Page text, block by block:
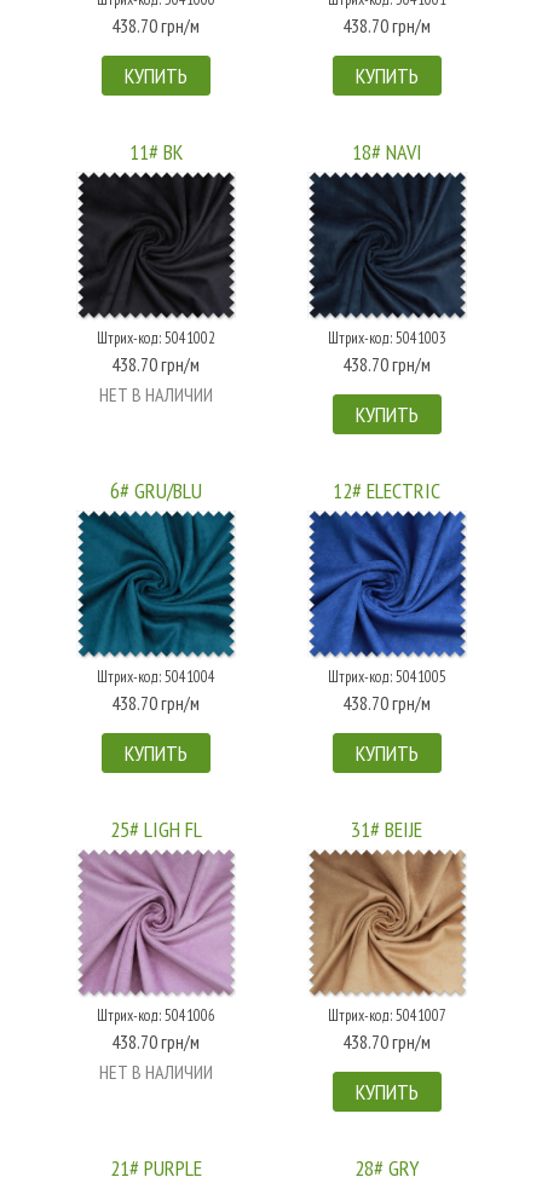
438.70 грн/м
КУПИТЬ
438.70 грн/м
КУПИТЬ
11# BK
Штрих-код: 5041002
438.70 грн/м
НЕТ В НАЛИЧИИ
18# NAVI
Штрих-код: 5041003
438.70 грн/м
КУПИТЬ
6# GRU/BLU
Штрих-код: 5041004
438.70 грн/м
КУПИТЬ
12# ELECTRIC
Штрих-код: 5041005
438.70 грн/м
КУПИТЬ
25# LIGH FL
Штрих-код: 5041006
438.70 грн/м
НЕТ В НАЛИЧИИ
31# BEIJE
Штрих-код: 5041007
438.70 грн/м
КУПИТЬ
21# PURPLE 28# GRY